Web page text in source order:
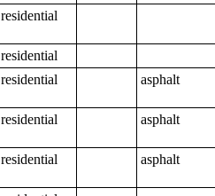
residential
residential
residential asphalt
residential asphalt
residential asphalt